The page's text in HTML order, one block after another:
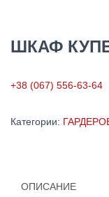
ШКАФ КУПЕ
+38 (067) 556-63-64
Категории:
ОПИСАНИЕ